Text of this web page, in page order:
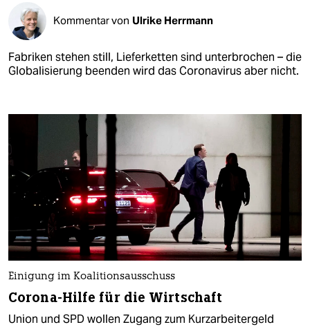
Kommentar von Ulrike Herrmann
Fabriken stehen still, Lieferketten sind unterbrochen – die
Globalisierung beenden wird das Coronavirus aber nicht.
Einigung im Koalitionsausschuss
Corona-Hilfe für die Wirtschaft
Union und SPD wollen Zugang zum Kurzarbeitergeld